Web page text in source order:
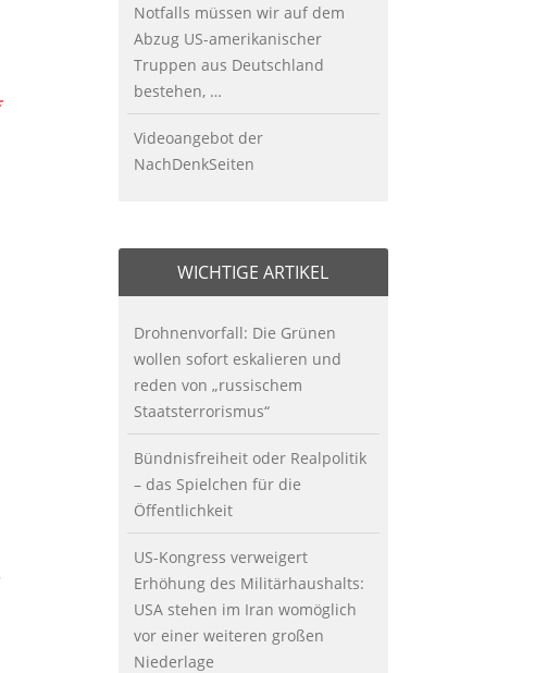
Notfalls müssen wir auf dem
Abzug US-amerikanischer
Truppen aus Deutschland
bestehen, …
Videoangebot der
NachDenkSeiten
WICHTIGE ARTIKEL
Drohnenvorfall: Die Grünen
wollen sofort eskalieren und
reden von „russischem
Staatsterrorismus“
Bündnisfreiheit oder Realpolitik
– das Spielchen für die
Öffentlichkeit
US-Kongress verweigert
Erhöhung des Militärhaushalts:
USA stehen im Iran womöglich
vor einer weiteren großen
Niederlage